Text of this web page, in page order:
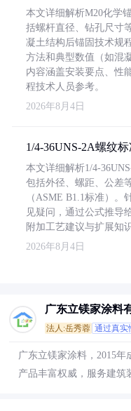
本文详细解析M20化学
括螺杆直径、钻孔尺寸
凝土结构后锚固技术规
方法和典型数值（如混
内容涵盖安装要点、性
程技术人员参考。
2026年8月4日
1/4-36UNS-2A螺纹
本文详细解析1/4-
包括外径、螺距、公差
（ASME B1.1标准）。
见疑问，通过公式推导
附加工艺建议与扩展知识
2026年8月4日
广东立镁家涂料
法人:岳秀蓉 通过真实
广东立镁家涂料，2015年
产品丰富权威，服务建筑